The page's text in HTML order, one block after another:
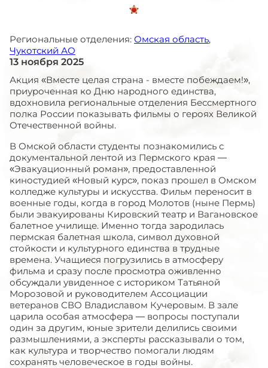
Региональные отделения: Омская область,
Чукотский АО
13 ноября 2025
Акция «Вместе целая страна - вместе побеждаем!»,
приуроченная ко Дню народного единства,
вдохновила региональные отделения Бессмертного
полка России показывать фильмы о героях Великой
Отечественной войны.
В Омской области студенты познакомились с
документальной лентой из Пермского края —
«Эвакуационный роман», предоставленной
киностудией «Новый курс», показ прошел в Омском
колледже культуры и искусства. Фильм переносит в
военные годы, когда в город Молотов (ныне Пермь)
были эвакуированы Кировский театр и Вагановское
балетное училище. Именно тогда зародилась
пермская балетная школа, символ духовной
стойкости и культурного единства в трудные
времена. Учащиеся погрузились в атмосферу
фильма и сразу после просмотра оживленно
обсуждали увиденное с историком Татьяной
Морозовой и руководителем Ассоциации
ветеранов СВО Владиславом Кучеровым. В зале
царила особая атмосфера — вопросы поступали
один за другим, юные зрители делились своими
размышлениями, а эксперты рассказывали о том,
как культура и творчество помогали людям
сохранять человеческое в годы войны.